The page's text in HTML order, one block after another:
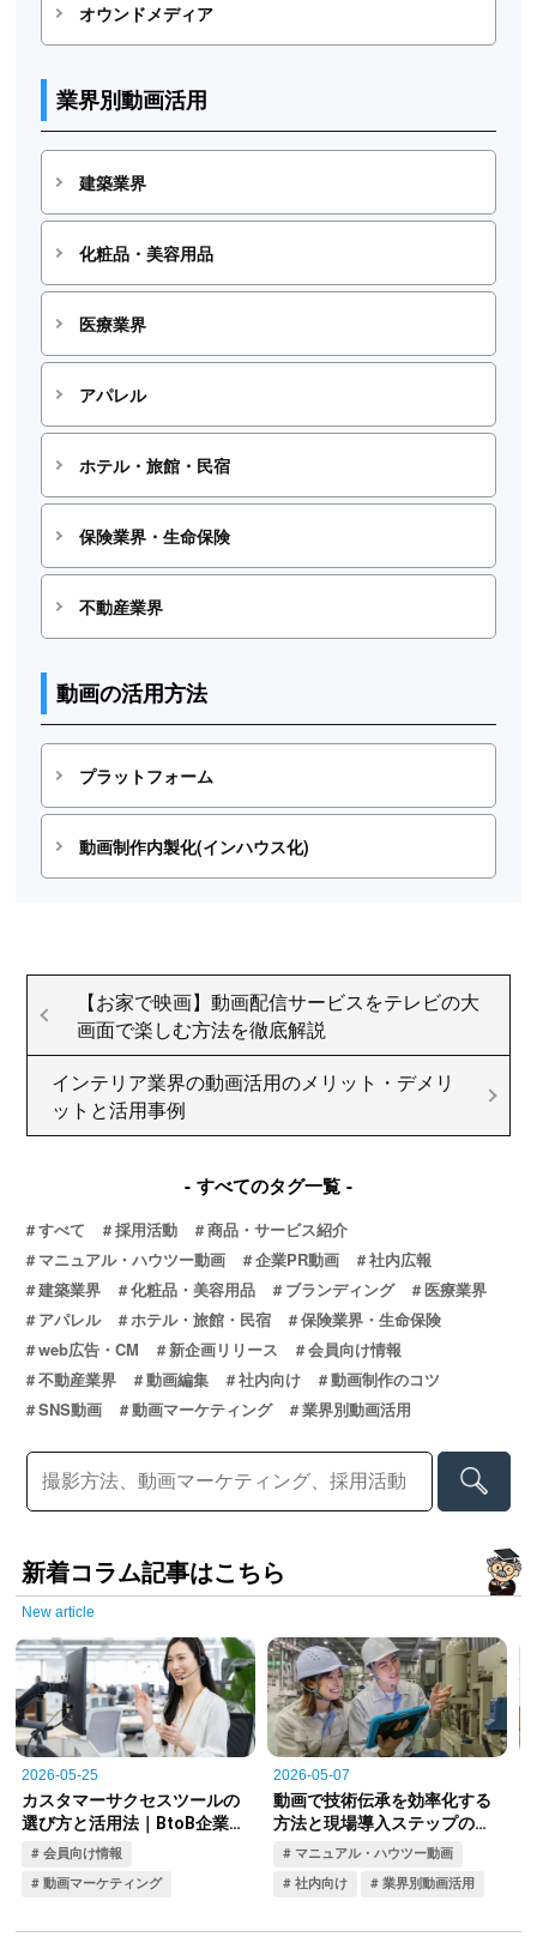
オウンドメディア
業界別動画活用
建築業界
化粧品・美容用品
医療業界
アパレル
ホテル・旅館・民宿
保険業界・生命保険
不動産業界
動画の活用方法
プラットフォーム
動画制作内製化(インハウス化)
【お家で映画】動画配信サービスをテレビの大
画面で楽しむ方法を徹底解説
インテリア業界の動画活用のメリット・デメリ
ットと活用事例
すべてのタグ一覧
すべて 採用活動
商品・サービス紹介
マニュアル・ハウツー動画
企業PR動画
社内広報
建築業界
化粧品・美容用品 ブランディング
医療業界
アパレル
ホテル・旅館・民宿
保険業界・生命保険
web広告・CM
新企画リリース
会員向け情報
不動産業界
動画編集 社内向け
動画制作のコツ
SNS動画
動画マーケティング 業界別動画活用
新着コラム記事はこちら
New article